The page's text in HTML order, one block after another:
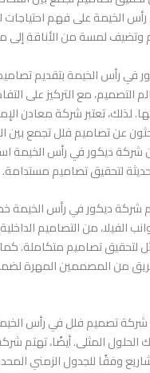
الخيمة على فهم احتياجات
وتضيف لمسة من الأناقة إلى
في رأس الخيمة بتقديم
التصميم، مع التركيز على
لذلك، تعتبر شركة معادن
عن تصاميم فلل تجمع بين
شركة ديكور في رأس الخيمة
لتحقيق تصاميم مستدامة.
شركة ديكور في رأس الخيمة
من التصاميم الداخلية
لتحقيق تصاميم متكاملة.
من المصممين المهرة
شركة تصميم فلل في رأس
الحلول المثلى. أيضًا، تهتم
وفقًا للجدول الزمني